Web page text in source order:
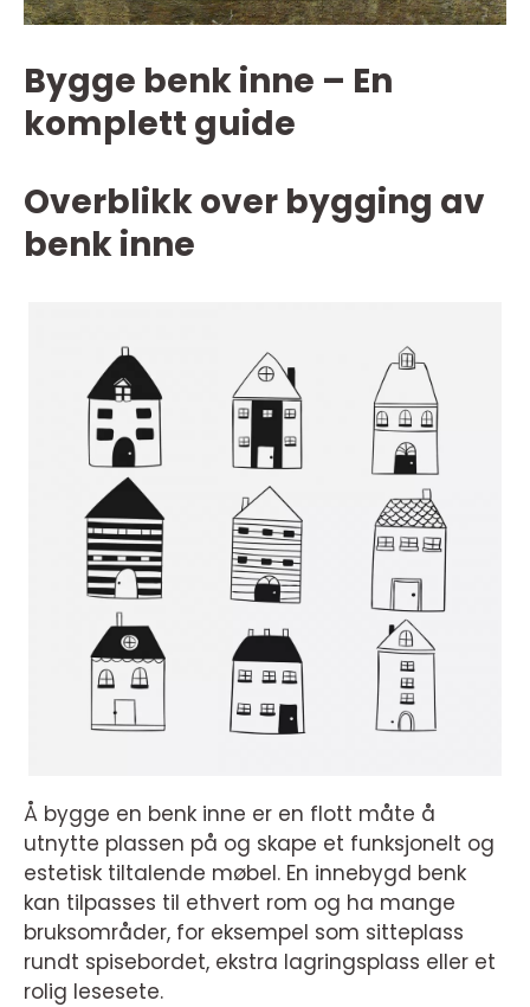
Bygge benk inne – En
komplett guide
Overblikk over bygging av
benk inne
Å bygge en benk inne er en flott måte å
utnytte plassen på og skape et funksjonelt og
estetisk tiltalende møbel. En innebygd benk
kan tilpasses til ethvert rom og ha mange
bruksområder, for eksempel som sitteplass
rundt spisebordet, ekstra lagringsplass eller et
rolig lesesete.